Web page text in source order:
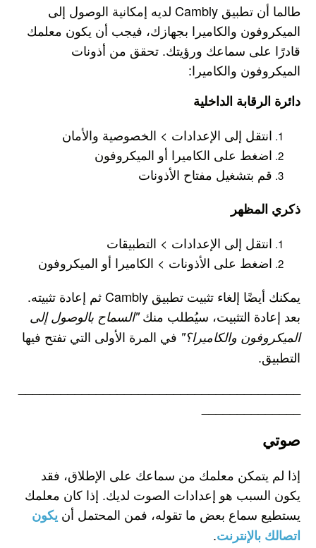
طالما أن تطبيق Cambly لديه إمكانية الوصول إلى
الميكروفون والكاميرا بجهازك، فيجب أن يكون معلمك
قادرًا على سماعك ورؤيتك. تحقق من أذونات
الميكروفون والكاميرا:
دائرة الرقابة الداخلية
انتقل إلى الإعدادات > الخصوصية والأمان
اضغط على الكاميرا أو الميكروفون
قم بتشغيل مفتاح الأذونات
ذكري المظهر
انتقل إلى الإعدادات > التطبيقات
اضغط على الأذونات > الكاميرا أو الميكروفون
يمكنك أيضًا إلغاء
تثبيت تطبيق Cambly ثم إعادة تثبيته.
بعد إعادة التثبيت، سيُطلب منك"السماح بالوصول إلى
الميكروفون والكاميرا؟" في المرة الأولى التي تفتح فيها
التطبيق.
صوتي
إذا لم يتمكن معلمك من سماعك على الإطلاق، فقد
يكون السبب هو إعدادات الصوت لديك. إذا كان معلمك
يستطيع سماع بعض ما تقوله، فمن المحتمل أنيكون
اتصالك بالإنترنت.